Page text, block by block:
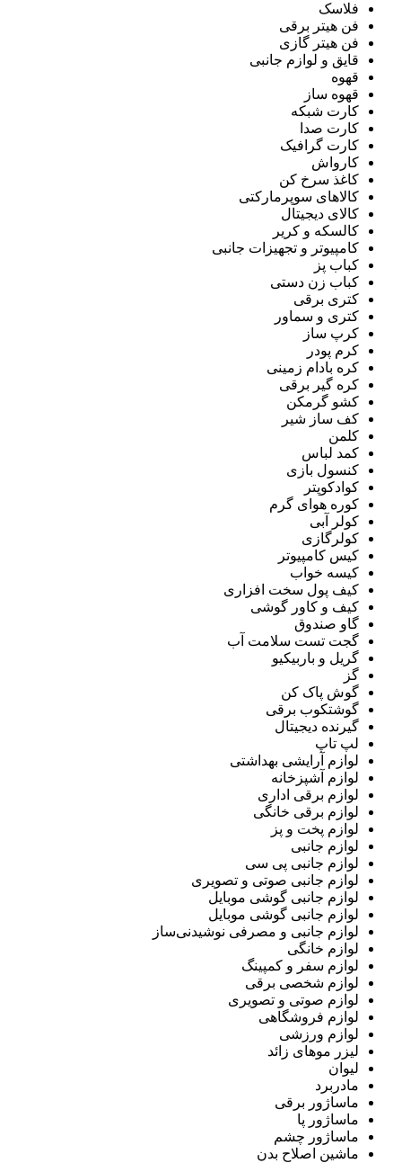
فلاسک
فن هیتر برقی
فن هیتر گازی
قایق و لوازم جانبی
قهوه
قهوه ساز
کارت شبکه
کارت صدا
کارت گرافیک
کارواش
کاغذ سرخ کن
کالاهای سوپرمارکتی
کالای دیجیتال
کالسکه و کریر
کامپیوتر و تجهیزات جانبی
کباب پز
کباب زن دستی
کتری برقی
کتری و سماور
کرپ ساز
کرم پودر
کره بادام زمینی
کره گیر برقی
کشو گرمکن
کف ساز شیر
کلمن
کمد لباس
کنسول بازی
کوادکوپتر
کوره هوای گرم
کولر آبی
کولرگازی
کیس کامپیوتر
کیسه خواب
کیف پول سخت افزاری
کیف و کاور گوشی
گاو صندوق
گجت تست سلامت آب
گریل و باربیکیو
گز
گوش پاک کن
گوشتکوب برقی
گیرنده دیجیتال
لپ تاپ
لوازم آرایشی بهداشتی
لوازم آشپزخانه
لوازم برقی اداری
لوازم برقی خانگی
لوازم پخت و پز
لوازم جانبی
لوازم جانبی پی سی
لوازم جانبی صوتی و تصویری
لوازم جانبی گوشی موبایل
لوازم جانبی گوشی موبایل
لوازم جانبی و مصرفی نوشیدنی‌ساز
لوازم خانگی
لوازم سفر و کمپینگ
لوازم شخصی برقی
لوازم صوتی و تصویری
لوازم فروشگاهی
لوازم ورزشی
لیزر موهای زائد
لیوان
مادربرد
ماساژور برقی
ماساژور پا
ماساژور چشم
ماشین اصلاح بدن